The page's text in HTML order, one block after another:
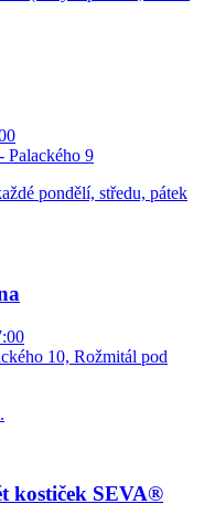
Palackého 9
pondělí, středu, pátek
10, Rožmitál pod
kostiček SEVA®